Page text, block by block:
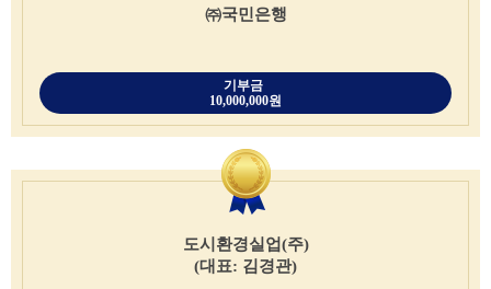
㈜국민은행
기부금
10,000,000원
도시환경실업(주)
(대표: 김경관)